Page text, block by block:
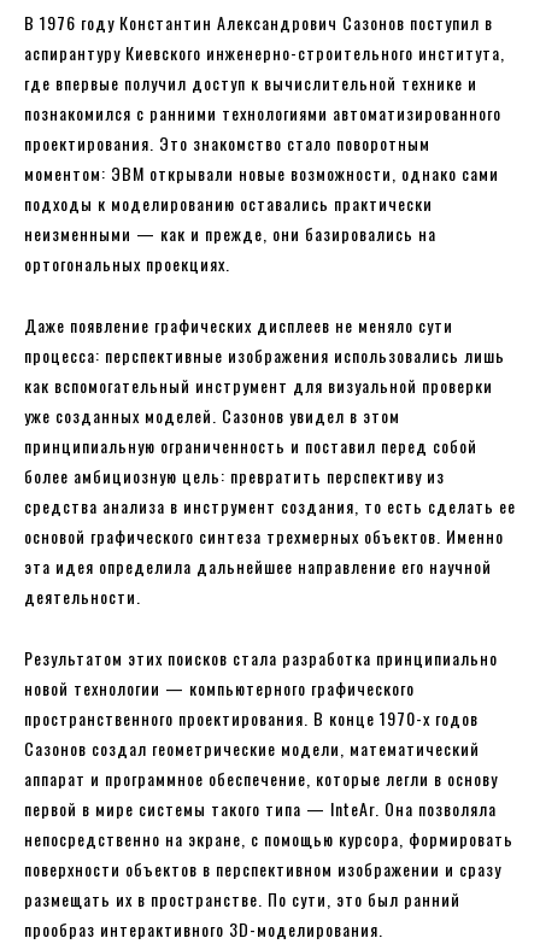
В 1976 году Константин Александрович Сазонов поступил в
аспирантуру Киевского инженерно-строительного института,
где впервые получил доступ к вычислительной технике и
познакомился с ранними технологиями автоматизированного
проектирования. Это знакомство стало поворотным
моментом: ЭВМ открывали новые возможности, однако сами
подходы к моделированию оставались практически
неизменными — как и прежде, они базировались на
ортогональных проекциях.
Даже появление графических дисплеев не меняло сути
процесса: перспективные изображения использовались лишь
как вспомогательный инструмент для визуальной проверки
уже созданных моделей. Сазонов увидел в этом
принципиальную ограниченность и поставил перед собой
более амбициозную цель: превратить перспективу из
средства анализа в инструмент создания, то есть сделать ее
основой графического синтеза трехмерных объектов. Именно
эта идея определила дальнейшее направление его научной
деятельности.
Результатом этих поисков стала разработка принципиально
новой технологии — компьютерного графического
пространственного проектирования. В конце 1970-х годов
Сазонов создал геометрические модели, математический
аппарат и программное обеспечение, которые легли в основу
первой в мире системы такого типа — InteAr. Она позволяла
непосредственно на экране, с помощью курсора, формировать
поверхности объектов в перспективном изображении и сразу
размещать их в пространстве. По сути, это был ранний
прообраз интерактивного 3D-моделирования.